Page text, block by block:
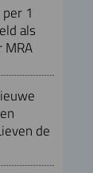
1
als
de